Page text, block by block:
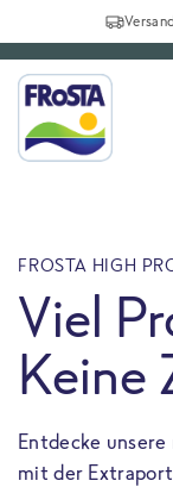
FROSTA HIGH
Viel
Keine
Entdecke
mit der